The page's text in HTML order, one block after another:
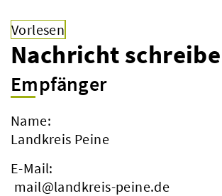
Vorlesen
Nachricht
Empfänger
Name:
Landkreis Peine
E-Mail:
mail@landkreis-peine.de